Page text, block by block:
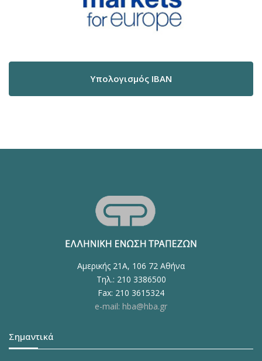
Υπολογισμός IBAN
Αμερικής 21Α, 106 72 Αθήνα
Τηλ.: 210 3386500
Fax: 210 3615324
e-mail: hba@hba.gr
Σημαντικά